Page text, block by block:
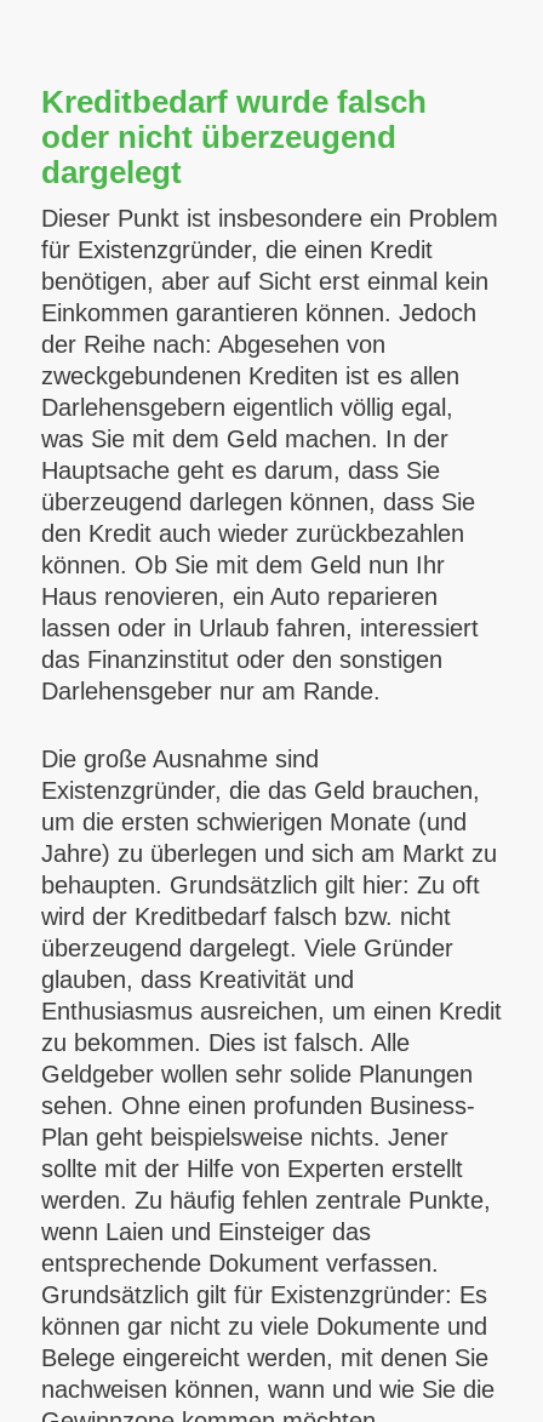
Kreditbedarf wurde falsch
oder nicht überzeugend
dargelegt
Dieser Punkt ist insbesondere ein Problem
für Existenzgründer, die einen Kredit
benötigen, aber auf Sicht erst einmal kein
Einkommen garantieren können. Jedoch
der Reihe nach: Abgesehen von
zweckgebundenen Krediten ist es allen
Darlehensgebern eigentlich völlig egal,
was Sie mit dem Geld machen. In der
Hauptsache geht es darum, dass Sie
überzeugend darlegen können, dass Sie
den Kredit auch wieder zurückbezahlen
können. Ob Sie mit dem Geld nun Ihr
Haus renovieren, ein Auto reparieren
lassen oder in Urlaub fahren, interessiert
das Finanzinstitut oder den sonstigen
Darlehensgeber nur am Rande.
Die große Ausnahme sind
Existenzgründer, die das Geld brauchen,
um die ersten schwierigen Monate (und
Jahre) zu überlegen und sich am Markt zu
behaupten. Grundsätzlich gilt hier: Zu oft
wird der Kreditbedarf falsch bzw. nicht
überzeugend dargelegt. Viele Gründer
glauben, dass Kreativität und
Enthusiasmus ausreichen, um einen Kredit
zu bekommen. Dies ist falsch. Alle
Geldgeber wollen sehr solide Planungen
sehen. Ohne einen profunden Business-
Plan geht beispielsweise nichts. Jener
sollte mit der Hilfe von Experten erstellt
werden. Zu häufig fehlen zentrale Punkte,
wenn Laien und Einsteiger das
entsprechende Dokument verfassen.
Grundsätzlich gilt für Existenzgründer: Es
können gar nicht zu viele Dokumente und
Belege eingereicht werden, mit denen Sie
nachweisen können, wann und wie Sie die